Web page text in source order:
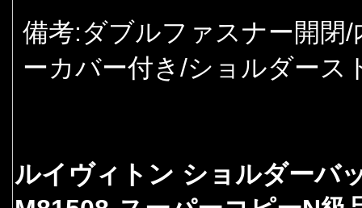
備考:ダブルファスナー開閉
ーカバー付き/ショルダース
ルイヴィトン ショルダーバ